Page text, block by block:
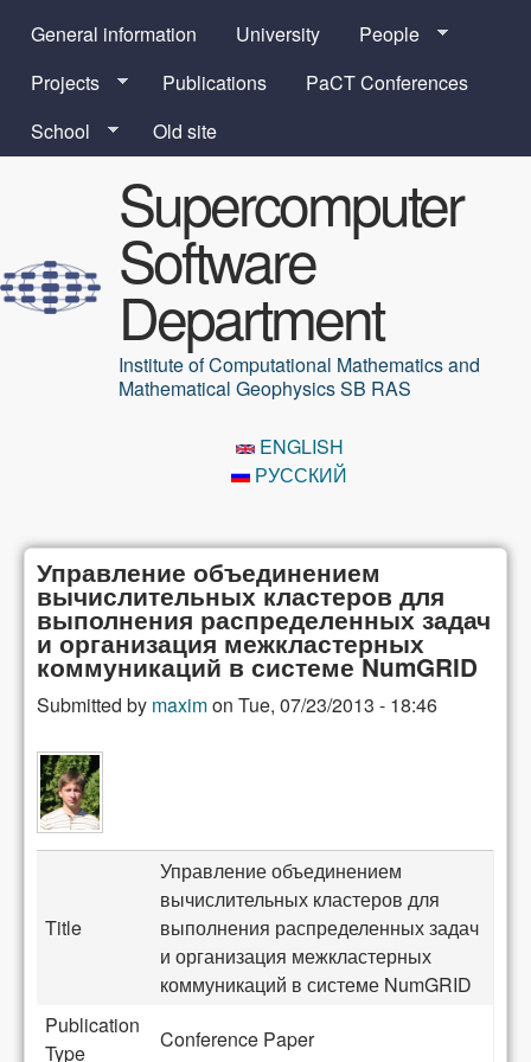
General information University
People
Projects
Publications
PaCT Conferences
School
Old site
Supercomputer
Software
Department
Institute of Computational Mathematics and
Mathematical Geophysics SB RAS
ENGLISH
РУССКИЙ
Управление объединением
вычислительных кластеров для
выполнения распределенных задач
и организация межкластерных
коммуникаций в системе NumGRID
Submitted by maximon Tue, 07/23/2013 - 18:46
Title
Управление объединением
вычислительных кластеров для
выполнения распределенных задач
и организация межкластерных
коммуникаций в системе NumGRID
Publication
Type
Conference Paper